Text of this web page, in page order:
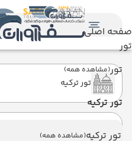
صفحه اصلی
تور
تور(مشاهده همه)
تور ترکیه
تور ترکیه(مشاهده همه)
تور ترکیه
تور تایلند